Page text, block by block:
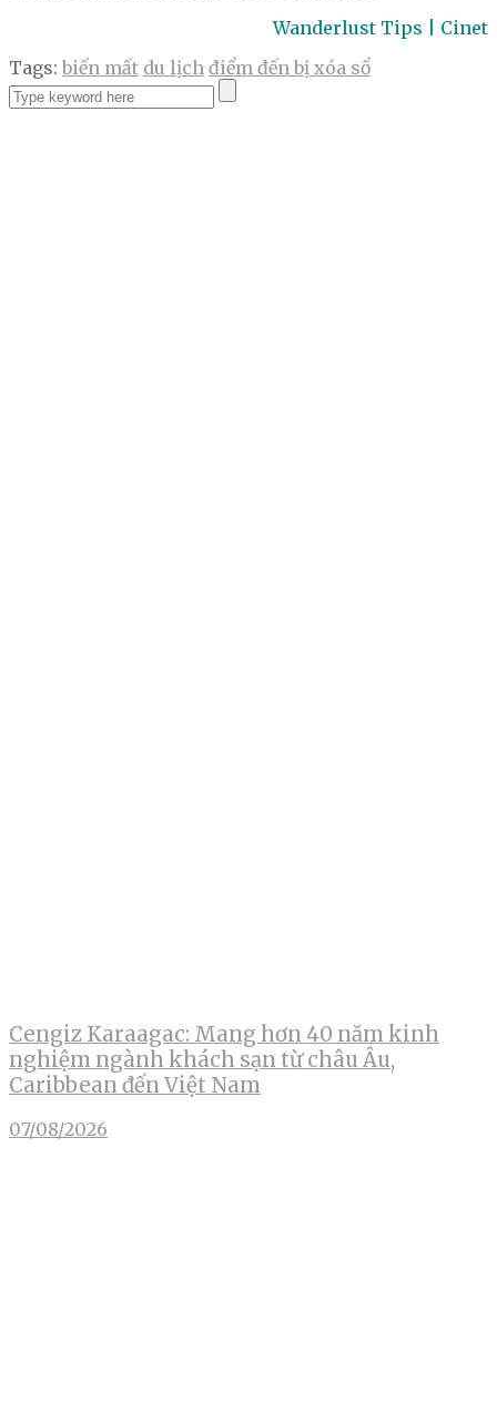
Wanderlust Tips | Cinet
Tags: biến mất du lịch điểm đến bị xóa sổ
Cengiz Karaagac: Mang hơn 40 năm kinh
nghiệm ngành khách sạn từ châu Âu,
Caribbean đến Việt Nam
07/08/2026